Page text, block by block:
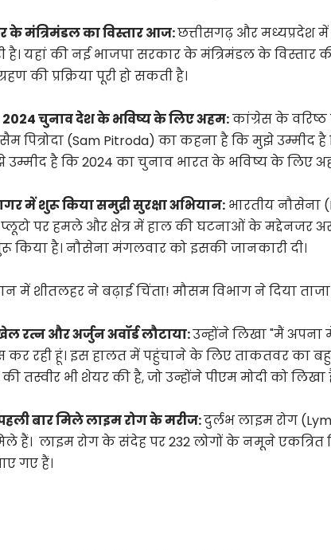
मंत्रिमंडल का विस्तार आज:छत्तीसगढ़ और मध्यप्रदेश
है। यहां की नई भाजपा सरकार के मंत्रिमंडल के विस्तार
की प्रक्रिया पूरी हो सकती है।
2024 चुनाव देश के भविष्य के लिए अहम:कांग्रेस के
पित्रोदा (Sam Pitroda) का कहना है कि मुझे उम्मीद
उम्मीद है कि 2024 का चुनाव भारत के भविष्य के लिए
में शुरू किया समुद्री सुरक्षा अभियान: भारतीय नौसेना
पर हमले और क्षेत्र में हाल की घटनाओं के मद्देनजर
किया है। नौसेना मंगलवार को इसकी जानकारी दी।
में शीतलहर ने बढ़ाई चिंता! मौसम विभाग ने दिया
रत्न और अर्जुन अवॉर्ड लौटाया:उन्होंने लिखा "मैं
कर रही हूं। इस हालत में पहुंचाने के लिए ताकतवर का
तस्वीर भी शेयर की है, जो उन्होंने पीएम मोदी को लिखा
बार मिले लाइम रोग के मरीज:दुर्लभ लाइम रोग
हैं। लाइम रोग के संदेह पर 232 लोगों के नमूने
गए हैं।